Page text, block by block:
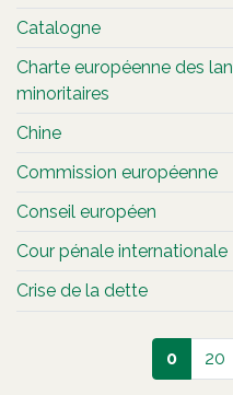
Catalogne
Charte européenne des
minoritaires
Chine
Commission européenne
Conseil européen
Cour pénale internationale
Crise de la dette
0 20